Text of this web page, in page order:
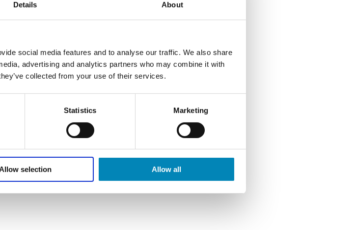
Details About
social media features and to analyse our traffic. We also share
advertising and analytics partners who may combine it with
collected from your use of their services.
Statistics Marketing
selection Allow all
der